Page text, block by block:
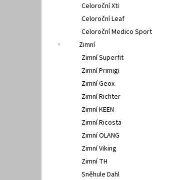
Celoroční Xti
Celoroční Leaf
Celoroční Medico Sport
Zimní
Zimní Superfit
Zimní Primigi
Zimní Geox
Zimní Richter
Zimní KEEN
Zimní Ricosta
Zimní OLANG
Zimní Viking
Zimní TH
Sněhule Dahl